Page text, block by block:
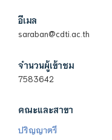
อีเมล
saraban@cdti.ac.th
จำนวนผู้เข้าชม
7583642
คณะและสาขา
ปริญญาตรี